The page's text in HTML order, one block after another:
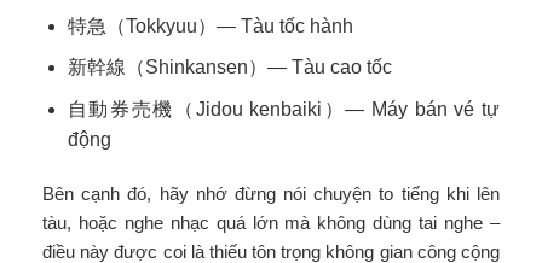
特急（Tokkyuu）— Tàu tốc hành
新幹線（Shinkansen）— Tàu cao tốc
自動券売機（Jidou kenbaiki）— Máy bán vé tự
động
Bên cạnh đó, hãy nhớ đừng nói chuyện to tiếng khi lên
tàu, hoặc nghe nhạc quá lớn mà không dùng tai nghe –
điều này được coi là thiếu tôn trọng không gian công cộng